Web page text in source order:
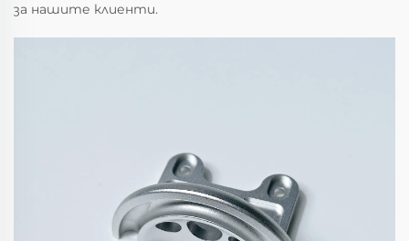
за нашите клиенти.